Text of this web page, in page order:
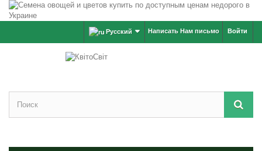
Войти
Написать Нам письмо
Русский